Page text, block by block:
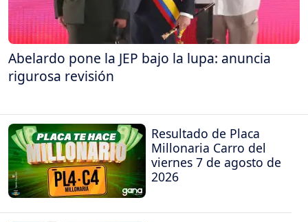
Abelardo pone la JEP bajo la lupa: anuncia
rigurosa revisión
Resultado de Placa
Millonaria Carro del
viernes 7 de agosto de
2026